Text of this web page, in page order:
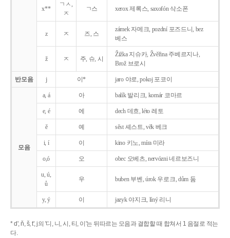
x**
ㄱㅅ,
ㅈ
ㄱ스 xerox 제록스, saxofón 삭소폰
z ㅈ 즈, 스
zámek 자메크, pozdní 포즈드니, bez
베스
ž ㅈ 주, 슈, 시
Žižka 지슈카, Žvěřina 주베르지나,
Brož 브로시
반모음 j 이* jaro 야로, pokoj 포코이
모음
a, á 아 balík 발리크, komár 코마르
e, é 에 dech 데흐, léto 레토
ě 예 sěst 셰스트, věk 베크
i, í 이 kino 키노, míra 미라
o,ó 오 obec 오베츠, nervózni 네르보즈니
u, ú,
ů
우 buben 부벤, úrok 우로크, dům 둠
y, ý 이 jazyk야지크, líný 리니
* d', ň, š, t', j의 '디, 니, 시, 티, 이'는 뒤따르는 모음과 결합할 때 합쳐서 1 음절로 적는
다.